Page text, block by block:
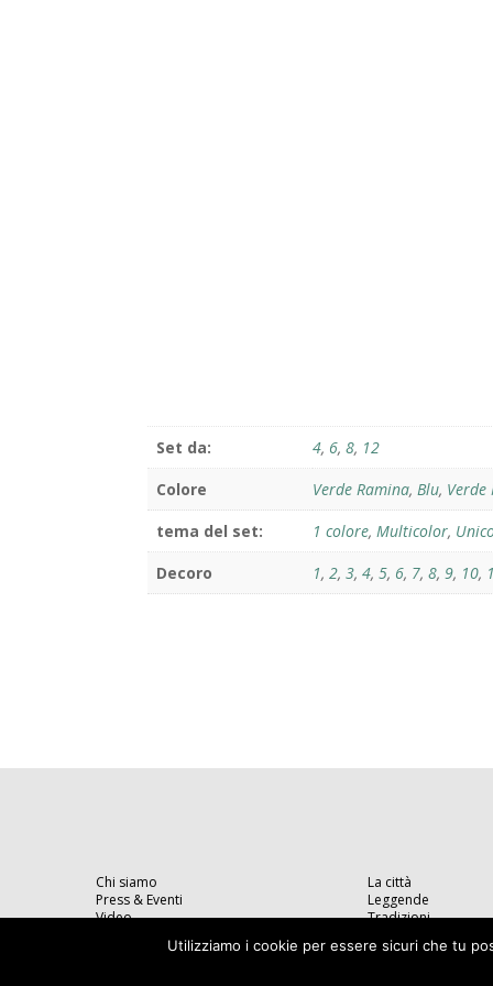
Set da: 4, 6,8, 12
Colore
Verde Ramina, Blu, Verde
tema del set:
1 colore, Multicolor,
Decoro
1,2,3,4,5, 6, 7,8, 9, 10,
Chi siamo
Press & Eventi
Video
La città
Leggende
Tradizioni
Utilizziamo i cookie per essere sicuri che tu